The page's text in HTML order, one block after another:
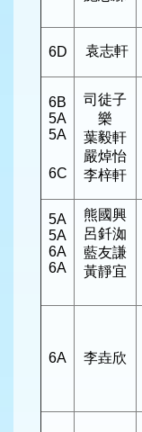
6D 袁志軒
6B
5A
5A
6C
司徒子
樂
葉毅軒
嚴焯怡
李梓軒
5A
5A
6A
6A
熊國興
呂釺洳
藍友謙
黃靜宜
6A 李垚欣